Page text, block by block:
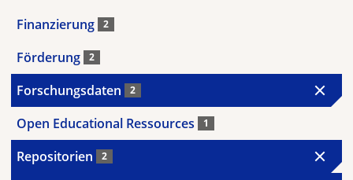
Finanzierung 2
Förderung 2
Forschungsdaten 2
Open Educational Ressources 1
Repositorien 2